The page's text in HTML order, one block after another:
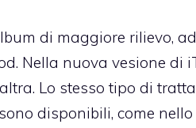
di maggiore rilievo,
Nella nuova vesione di
Lo stesso tipo di
disponibili, come nello